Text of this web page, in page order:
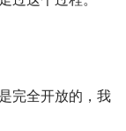
完全开放的，我